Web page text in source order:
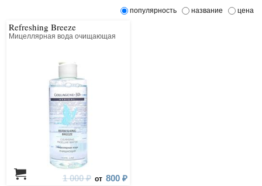
популярность название цена
Refreshing Breeze
Мицеллярная вода очищающая
1 000 ₽ от 800 ₽